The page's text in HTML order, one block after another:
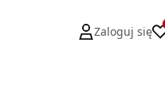
Zaloguj się